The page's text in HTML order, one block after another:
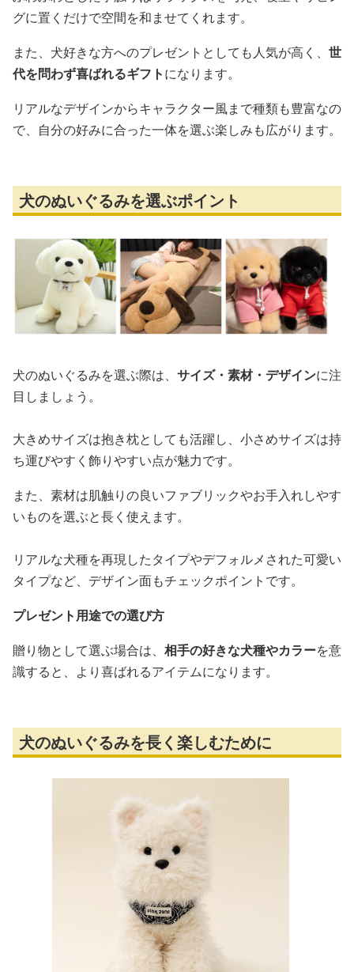
グに置くだけで空間を和ませてくれます。
また、犬好きな方へのプレゼントとしても人気が高く、 世
代を問わず喜ばれるギフトになります。
リアルなデザインからキャラクター風まで種類も豊富なの
で、自分の好みに合った一体を選ぶ楽しみも広がります。
犬のぬいぐるみを選ぶポイント
犬のぬいぐるみを選ぶ際は、 サイズ・素材・デザインに注
目しましょう。
大きめサイズは抱き枕としても活躍し、小さめサイズは持
ち運びやすく飾りやすい点が魅力です。
また、素材は肌触りの良いファブリックやお手入れしやす
いものを選ぶと長く使えます。
リアルな犬種を再現したタイプやデフォルメされた可愛い
タイプなど、デザイン面もチェックポイントです。
プレゼント用途での選び方
贈り物として選ぶ場合は、 相手の好きな犬種やカラーを意
識すると、より喜ばれるアイテムになります。
犬のぬいぐるみを長く楽しむために